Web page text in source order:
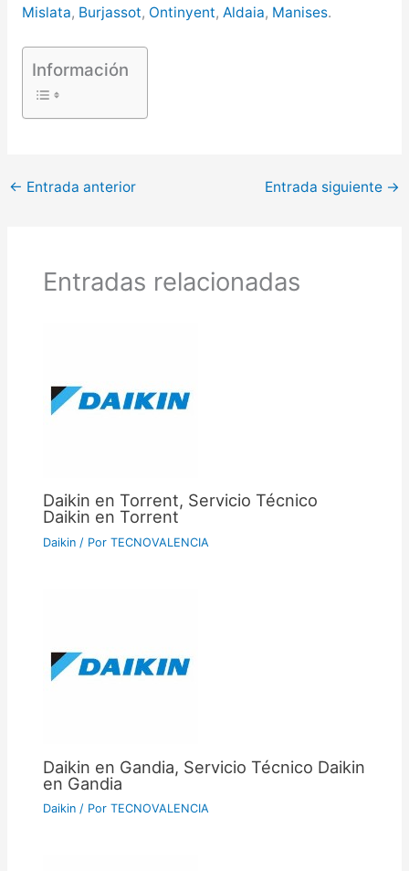
Mislata, Burjassot, Ontinyent, Aldaia, Manises.
Información
← Entrada anterior Entrada siguiente →
Entradas relacionadas
Daikin en Torrent, Servicio Técnico
Daikin en Torrent
Daikin / PorTECNOVALENCIA
Daikin en Gandia, Servicio Técnico Daikin
en Gandia
Daikin / PorTECNOVALENCIA